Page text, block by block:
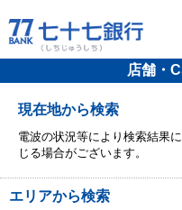
店舗・
現在地から検索
電波の状況等により検索結果
じる場合がございます。
エリアから検索